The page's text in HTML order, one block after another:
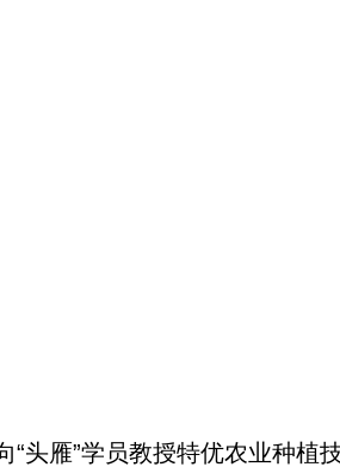
头雁”学员教授特优农业种